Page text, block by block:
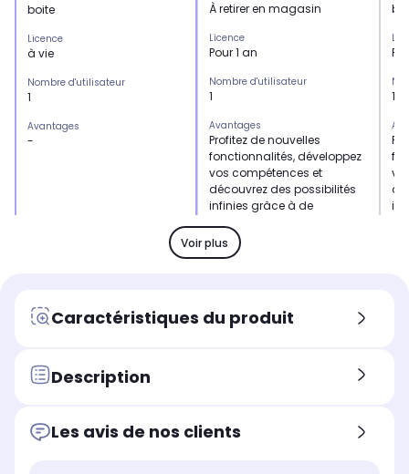
boite
Licence
à vie
Nombre d'utilisateur
1
Avantages
-
À retirer en magasin
Licence
Pour 1 an
Nombre d'utilisateur
1
Avantages
Profitez de nouvelles
fonctionnalités, développez
vos compétences et
découvrez des possibilités
infinies grâce à de
nouvelles fonctionnalités
basées sur l'IA
1
Voir plus
Caractéristiques du produit
Description
Les avis de nos clients